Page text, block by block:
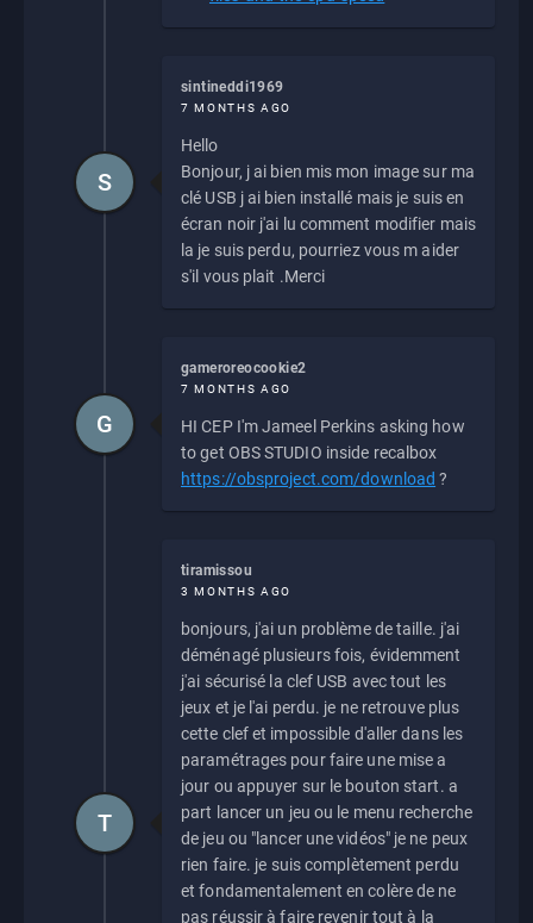
sintineddi1969
7 MONTHS AGO
Hello
Bonjour, j ai bien mis mon image sur ma
clé USB j ai bien installé mais je suis en
écran noir j'ai lu comment modifier mais
la je suis perdu, pourriez vous m aider
s'il vous plait .Merci
S
gameroreocookie2
7 MONTHS AGO
HI CEP I'm Jameel Perkins asking how
to get OBS STUDIO inside recalbox
https://obsproject.com/download ?
G
tiramissou
3 MONTHS AGO
bonjours, j'ai un problème de taille. j'ai
déménagé plusieurs fois, évidemment
j'ai sécurisé la clef USB avec tout les
jeux et je l'ai perdu. je ne retrouve plus
cette clef et impossible d'aller dans les
paramétrages pour faire une mise a
jour ou appuyer sur le bouton start. a
part lancer un jeu ou le menu recherche
de jeu ou "lancer une vidéos" je ne peux
rien faire. je suis complètement perdu
et fondamentalement en colère de ne
pas réussir à faire revenir tout à la
T